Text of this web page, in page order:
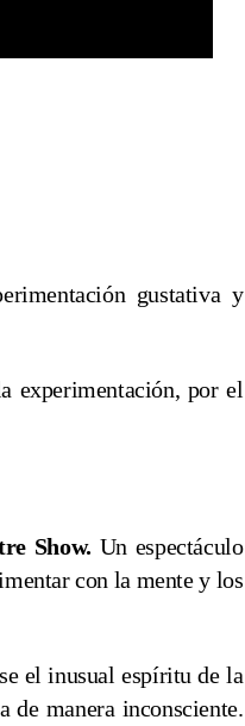
gustativa y
experimentación, por el
Show. Un espectáculo
con la mente y los
el inusual espíritu de la
de manera inconsciente.